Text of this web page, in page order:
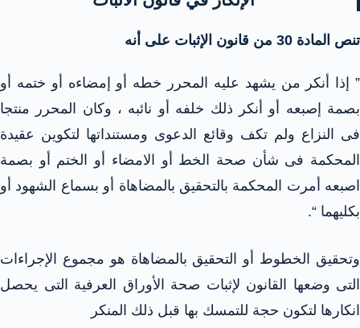
تنص المادة 30 من قانون الإثبات على أنه
” إذا أنكر من يشهد عليه المحرر خطه أو إمضاءه أو ختمه أو
بصمة إصبعه أو أنكر ذلك خلفه أو نائبه ، وكان المحرر منتجا
فى النزاع ولم تكف وقائع الدعوى ومستنداتها لتكوين عقيدة
المحكمة فى شأن صحة الخط أو الامضاء أو الختم أو بصمة
اصبعه أمرت المحكمة بالتحقيق بالمضاهاة أو بسماع الشهود أو
بكليهما “.
وتحقيق الخطوط أو التحقيق بالمضاهاة هو مجموع الإجراءات
التى وضعها القانون لإثبات صحة الأوراق العرفية التى يحصل
انكارها لتكون حجة للتمسك بها قبل ذلك المنكر